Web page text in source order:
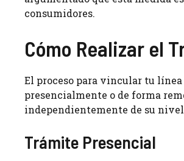
consumidores.
Cómo Realizar el
El proceso para vincular tu
presencialmente o de forma
independientemente de su
Trámite Presencial